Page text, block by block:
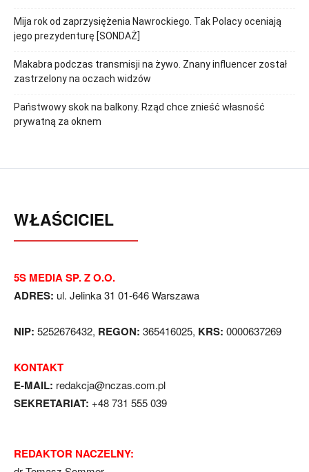
Mija rok od zaprzysiężenia Nawrockiego. Tak Polacy oceniają
jego prezydenturę [SONDAŻ]
Makabra podczas transmisji na żywo. Znany influencer został
zastrzelony na oczach widzów
Państwowy skok na balkony. Rząd chce znieść własność
prywatną za oknem
WŁAŚCICIEL
5S MEDIA SP. Z O.O.
ADRES: ul. Jelinka 31 01-646 Warszawa
NIP: 5252676432, REGON: 365416025, KRS: 0000637269
KONTAKT
E-MAIL: redakcja@nczas.com.pl
SEKRETARIAT: +48 731 555 039
REDAKTOR NACZELNY: